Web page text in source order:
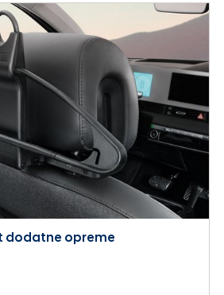
dodatne opreme